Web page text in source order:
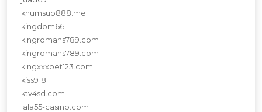
khumsup888.me
kingdom66
kingromans789.com
kingromans789.com
kingxxxbet123.com
kiss918
ktv4sd.com
lala55-casino.com